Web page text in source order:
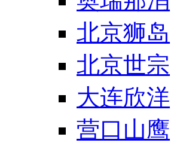
北京狮岛
北京世宗
大连欣洋
营口山鹰